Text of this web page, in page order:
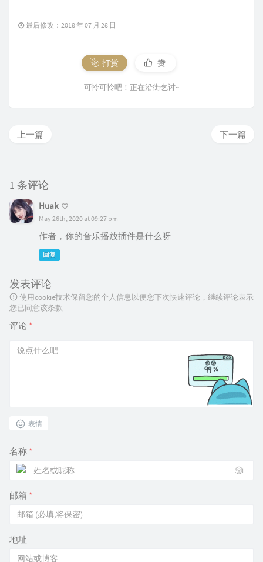
最后修改：2018 年 07 月 28 日
打赏 赞
可怜可怜吧！正在沿街乞讨~
下一篇
上一篇
1 条评论
Huak
May 26th, 2020 at 09:27 pm
作者，你的音乐播放插件是什么呀
回复
发表评论
使用cookie技术保留您的个人信息以便您下次快速评论，继续评论表示
您已同意该条款
评论 *
表情
名称 *
🎲
邮箱 *
地址